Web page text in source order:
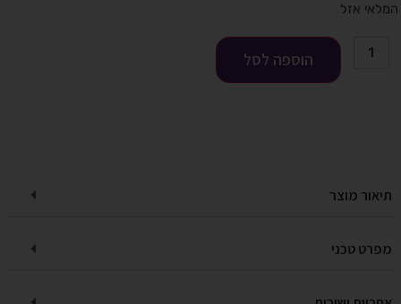
המלאי אזל
הוספה לסל
תיאור מוצר
מפרט טכני